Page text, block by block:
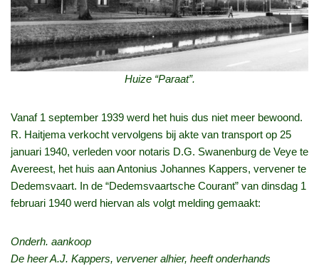
Huize “Paraat”.
Vanaf 1 september 1939 werd het huis dus niet meer bewoond.
R. Haitjema verkocht vervolgens bij akte van transport op 25
januari 1940, verleden voor notaris D.G. Swanenburg de Veye te
Avereest, het huis aan Antonius Johannes Kappers, vervener te
Dedemsvaart. In de “Dedemsvaartsche Courant” van dinsdag 1
februari 1940 werd hiervan als volgt melding gemaakt:
Onderh. aankoop
De heer A.J. Kappers, vervener alhier, heeft onderhands